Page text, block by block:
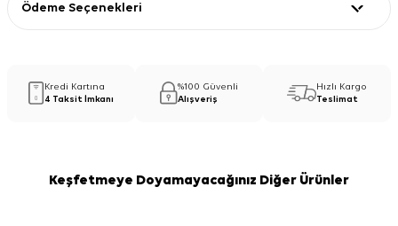
Ödeme Seçenekleri
Kredi Kartına
4 Taksit İmkanı
%100 Güvenli
Alışveriş
Hızlı Kargo
Teslimat
Keşfetmeye Doyamayacağınız Diğer Ürünler